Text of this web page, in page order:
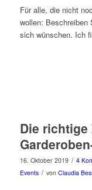
Für alle, die nicht
wollen:
sich wünschen. Ich
Die
16. Oktober 2019 / 4
Events / von Claudia